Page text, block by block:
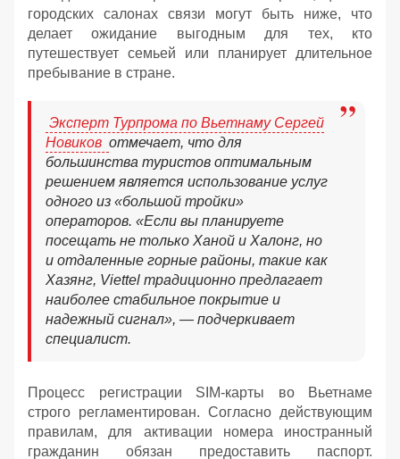
городских салонах связи могут быть ниже, что
делает ожидание выгодным для тех, кто
путешествует семьей или планирует длительное
пребывание в стране.
Эксперт Турпрома по Вьетнаму Сергей
Новиков отмечает, что для
большинства туристов оптимальным
решением является использование услуг
одного из «большой тройки»
операторов. «Если вы планируете
посещать не только Ханой и Халонг, но
и отдаленные горные районы, такие как
Хазянг, Viettel традиционно предлагает
наиболее стабильное покрытие и
надежный сигнал», — подчеркивает
специалист.
Процесс регистрации SIM-карты во Вьетнаме
строго регламентирован. Согласно действующим
правилам, для активации номера иностранный
гражданин обязан предоставить паспорт.